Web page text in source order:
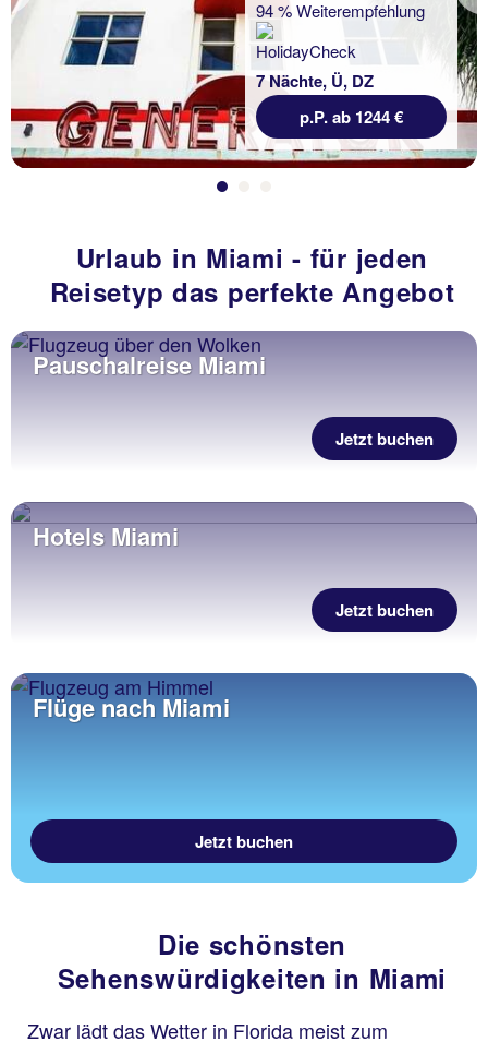
94 % Weiterempfehlung
7 Nächte, Ü, DZ
p.P. ab 1244 €
Urlaub in Miami - für jeden
Reisetyp das perfekte Angebot
Pauschalreise Miami
Jetzt buchen
Hotels Miami
Jetzt buchen
Flüge nach Miami
Jetzt buchen
Die schönsten
Sehenswürdigkeiten in Miami
Zwar lädt das Wetter in Florida meist zum